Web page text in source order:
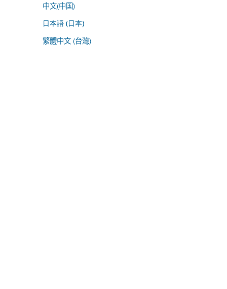
中文(中国)
日本語 (日本)
繁體中文 (台灣)